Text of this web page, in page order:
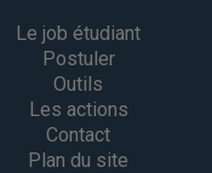
Le job étudiant
Postuler
Outils
Les actions
Contact
Plan du site